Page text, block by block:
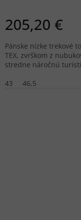
205,20 €
Pánske nízke trekové
TEX, zvrškom z
stredne náročnú
43
46,5